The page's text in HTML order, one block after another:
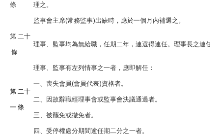
條 理之。
監事會主席(常務監事)出缺時，應於一個月內補選之。
第 二十
條
理事、監事均為無給職，任期二年，連選得連任。理事長之連任
第 二十
一 條
理事、監事有左列情事之一者，應即解任：
一、喪失會員(會員代表)資格者。
二、因故辭職經理事會或監事會決議通過者。
三、被罷免或撤免者。
四、受停權處分期間逾任期二分之一者。